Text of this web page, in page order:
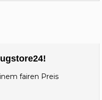
fairen Preis